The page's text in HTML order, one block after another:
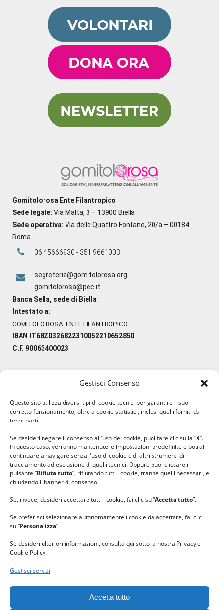
Gestisci Consenso
Questo sito utilizza diversi tipi di cookie tecnici per garantire il suo
corretto funzionamento, oltre a cookie statistici, inclusi quelli forniti da
terze parti.
Se desideri negare il consenso all'uso dei cookie, puoi fare clic sulla “X”.
In questo caso, verranno mantenute le impostazioni predefinite e potrai
continuare a navigare senza l'uso di cookie o di altri strumenti di
tracciamento ad esclusione di quelli tecnici. Oppure puoi cliccare il
pulsante “Rifiuta tutto”, rifiutando tutti i cookie, tranne quelli necessari, e
chiudendo il banner di consenso.
Se, invece, desideri accettare tutti i cookie, fai clic su “Accetta tutto”.
Se preferisci selezionare autonomamente i cookie da accettare, fai clic
su “Personalizza”.
Se desideri ulteriori informazioni, consulta qui sotto la nostra Privacy e
Cookie Policy.
Gestisci servizi
Accetta tutto
Gomitolorosa Ente Filantropico
Sede legale: Via Malta, 3 – 13900 Biella
Sede operativa: Via delle Quattro Fontane, 20/a – 00184
Roma
06 45666930 - 351 9661003
segreteria@gomitolorosa.org
gomitolorosa@pec.it
Banca Sella, sede di Biella
Intestato a:
GOMITOLO ROSA ENTE FILANTROPICO
IBAN IT68Z0326822310052210652850
C.F. 90063400023
#lanaterapia
#ilcaloredellempatia